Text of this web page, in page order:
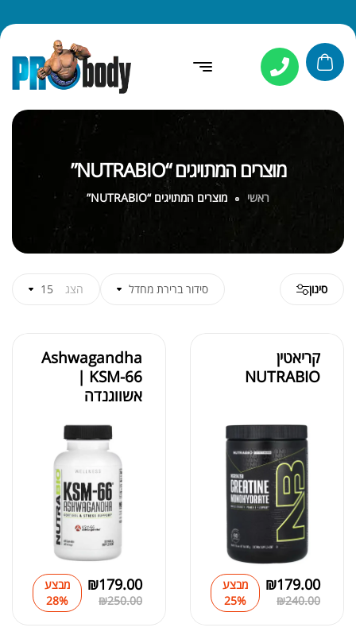
מוצרים המתויגים “NUTRABIO”
ראשי מוצרים המתויגים “NUTRABIO”
סינון סידור ברירת מחדל הצג 15
קריאטין
NUTRABIO
₪240.00
₪179.00
מבצע
25%
Ashwagandha
KSM-66 |
אשווגנדה
₪250.00
₪179.00
מבצע
28%